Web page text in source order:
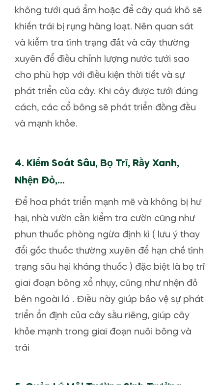
không tưới quá ẩm hoặc để cây quá khô sẽ
khiến trái bị rụng hàng loạt. Nên quan sát
và kiểm tra tình trạng đất và cây thường
xuyên để điều chỉnh lượng nước tưới sao
cho phù hợp với điều kiện thời tiết và sự
phát triển của cây. Khi cây được tưới đúng
cách, các cổ bông sẽ phát triển đồng đều
và mạnh khỏe.
4. Kiểm Soát Sâu, Bọ Trĩ, Rầy Xanh,
Nhện Đỏ,…
Để hoa phát triển mạnh mẽ và không bị hư
hại, nhà vườn cần kiểm tra cườn cũng như
phun thuốc phòng ngừa định kì ( lưu ý thay
đổi gốc thuốc thường xuyên để hạn chế tình
trạng sâu hại kháng thuốc ) đặc biệt là bọ trĩ
giai đoạn bông xổ nhụy, cũng như nhện đỏ
bên ngoài lá . Điều này giúp bảo vệ sự phát
triển ổn định của cây sầu riêng, giúp cây
khỏe mạnh trong giai đoạn nuôi bông và
trái